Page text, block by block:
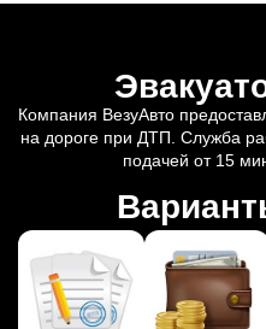
Компания ВезуАвто
на дороге при ДТП. Служба
подачей от 15